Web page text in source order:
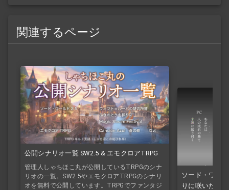
関連するページ
公開シナリオ一覧 SW2.5 & エモクロアTRPG
管理人しゃちほこ丸が公開しているTRPGのシナ
リオの一覧。SW2.5やエモクロアTRPGのシナリ
オを無料で公開しています。TRPGでファンタジ
ソード・ワー
りに咲いた花